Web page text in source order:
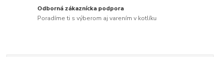
Odborná zákaznícka podpora
Poradíme ti s výberom aj varením v kotlíku